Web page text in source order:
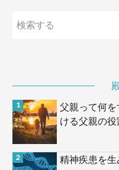
父親って何
ける父親の役
精神疾患を